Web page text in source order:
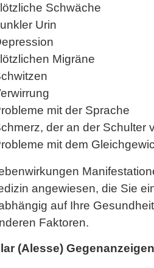
Schwäche
Urin
Migräne
mit der Sprache
der an der Schulter
mit dem
angewiesen, die Sie
auf Ihre
Faktoren.
(Alesse) Gegenanzeigen